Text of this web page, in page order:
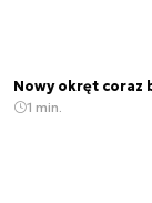
Nowy okręt coraz
1 min.